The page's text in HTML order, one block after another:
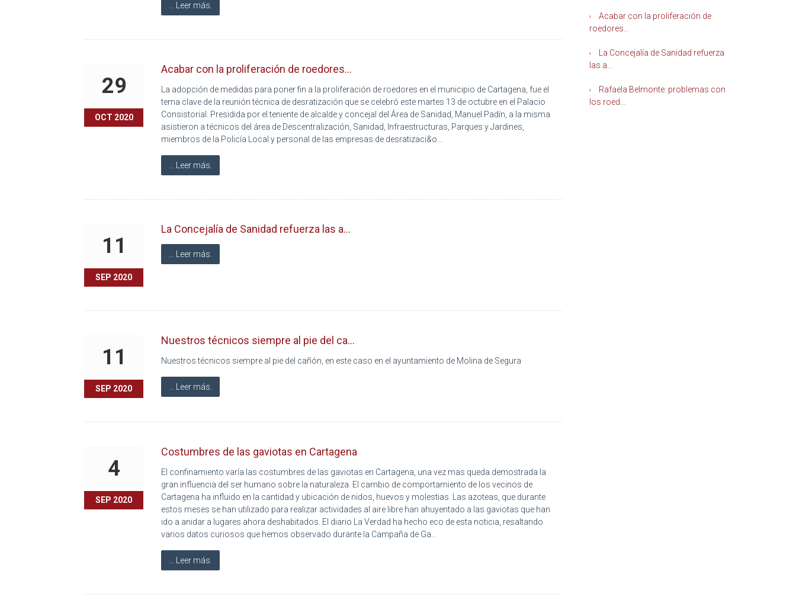
... Leer más.
29
OCT 2020
Acabar con la proliferación de roedores...
La adopción de medidas para poner fin a la proliferación de roedores en el municipio de Cartagena, fue el
tema clave de la reunión técnica de desratización que se celebró este martes 13 de octubre en el Palacio
Consistorial. Presidida por el teniente de alcalde y concejal del Área de Sanidad, Manuel Padín, a la misma
asistieron a técnicos del área de Descentralización, Sanidad, Infraestructuras, Parques y Jardines,
miembros de la Policía Local y personal de las empresas de desratizaci&o...
... Leer más.
11
SEP 2020
La Concejalía de Sanidad refuerza las a...
... Leer más.
11
SEP 2020
Nuestros técnicos siempre al pie del ca...
Nuestros técnicos siempre al pie del cañón, en este caso en el ayuntamiento de Molina de Segura
... Leer más.
4
SEP 2020
Costumbres de las gaviotas en Cartagena
El confinamiento varía las costumbres de las gaviotas en Cartagena, una vez mas queda demostrada la
gran influencia del ser humano sobre la naturaleza. El cambio de comportamiento de los vecinos de
Cartagena ha influido en la cantidad y ubicación de nidos, huevos y molestias. Las azoteas, que durante
estos meses se han utilizado para realizar actividades al aire libre han ahuyentado a las gaviotas que han
ido a anidar a lugares ahora deshabitados. El diario La Verdad ha hecho eco de esta noticia, resaltando
varios datos curiosos que hemos observado durante la Campaña de Ga...
... Leer más.
Acabar con la proliferación de
roedores...
La Concejalía de Sanidad refuerza
las a...
Rafaela Belmonte: problemas con
los roed...